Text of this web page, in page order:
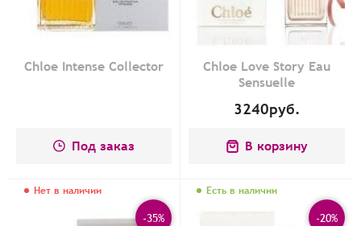
Chloe Intense Collector
Под заказ
Chloe Love Story Eau
Sensuelle
3240руб.
В корзину
Нет в наличии
-35%
Есть в наличии
-20%